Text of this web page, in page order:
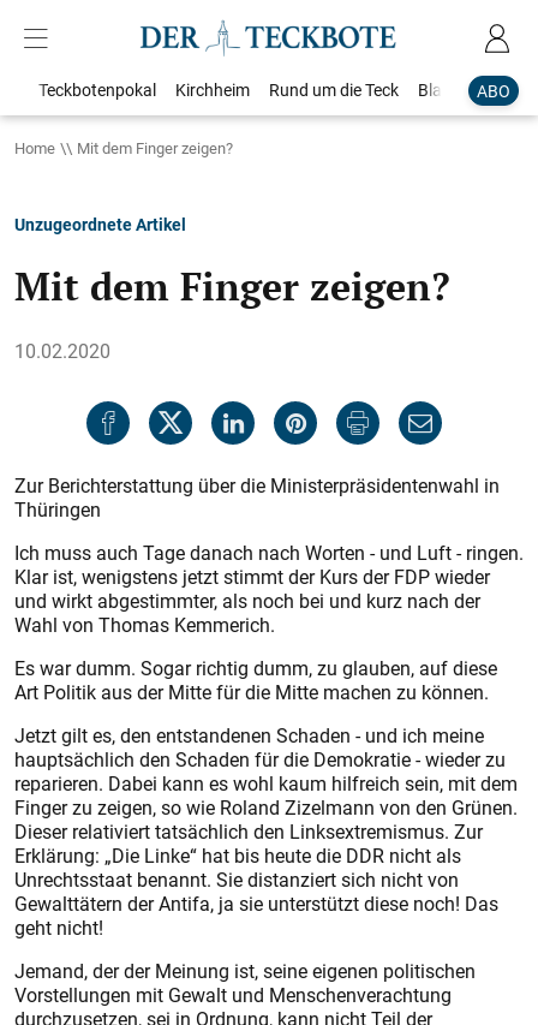
ABO
Teckbotenpokal Kirchheim Rund um die Teck Blaulicht
Home Mit dem Finger zeigen?
Unzugeordnete Artikel
Mit dem Finger zeigen?
10.02.2020
Zur Berichterstattung über die Ministerpräsidentenwahl in
Thüringen
Ich muss auch Tage danach nach Worten - und Luft - ringen.
Klar ist, wenigstens jetzt stimmt der Kurs der FDP wieder
und wirkt abgestimmter, als noch bei und kurz nach der
Wahl von Thomas Kemmerich.
Es war dumm. Sogar richtig dumm, zu glauben, auf diese
Art Politik aus der Mitte für die Mitte machen zu können.
Jetzt gilt es, den entstandenen Schaden - und ich meine
hauptsächlich den Schaden für die Demokratie - wieder zu
reparieren. Dabei kann es wohl kaum hilfreich sein, mit dem
Finger zu zeigen, so wie Roland Zizelmann von den Grünen.
Dieser relativiert tatsächlich den Linksextremismus. Zur
Erklärung: „Die Linke“ hat bis heute die DDR nicht als
Unrechtsstaat benannt. Sie distanziert sich nicht von
Gewalttätern der Antifa, ja sie unterstützt diese noch! Das
geht nicht!
Jemand, der der Meinung ist, seine eigenen politischen
Vorstellungen mit Gewalt und Menschenverachtung
durchzusetzen, sei in Ordnung, kann nicht Teil der